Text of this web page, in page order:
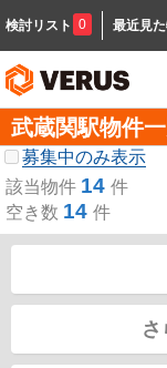
検討リスト 0 最近見
武蔵関駅物件
募集中のみ表示
該当物件 14 件
空き数 14 件